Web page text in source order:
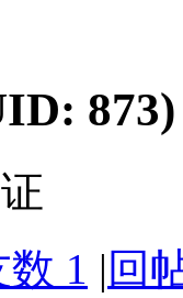
873)
1 | 回